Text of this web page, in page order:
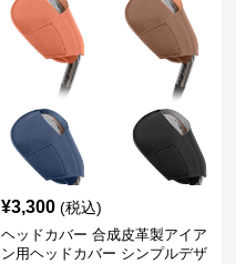
¥3,300 (税込)
ヘッドカバー 合成皮革製アイア
ン用ヘッドカバー シンプルデザ